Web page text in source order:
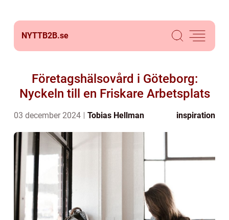
NYTTB2B.se
Företagshälsovård i Göteborg:
Nyckeln till en Friskare Arbetsplats
03 december 2024 Tobias Hellman inspiration